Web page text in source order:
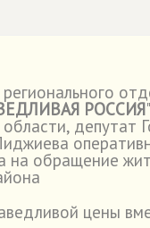
РОССИЯ
депутат
на обращение
цены